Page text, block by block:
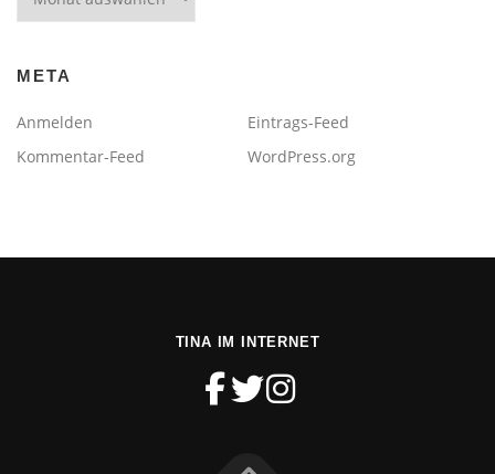
META
Anmelden
Eintrags-Feed
Kommentar-Feed
WordPress.org
TINA IM INTERNET